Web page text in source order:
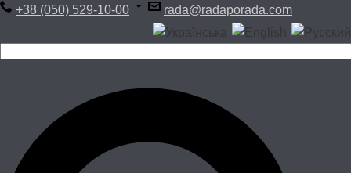
+38 (050) 529-10-00 rada@radaporada.com